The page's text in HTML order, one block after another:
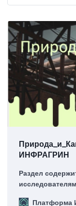
ИНФРАГРИН
Раздел
Платформа